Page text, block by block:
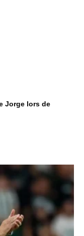
Jorge lors de